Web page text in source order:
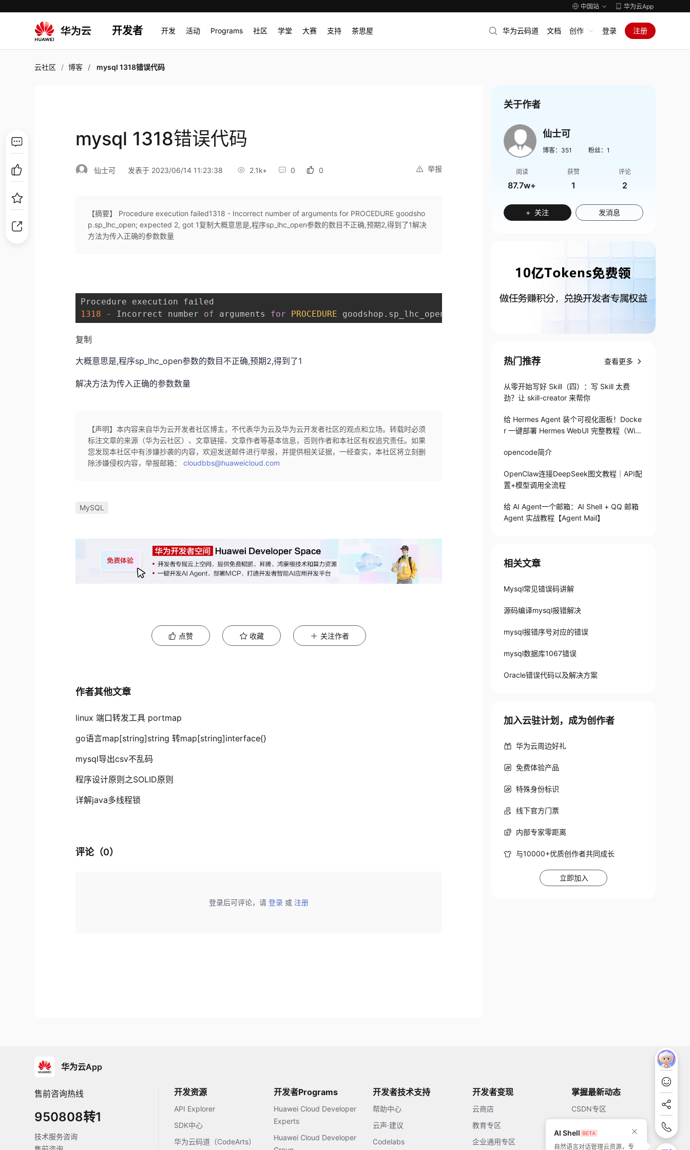
中国站 华为云App
开发者 开发 活动 Programs 社区 学堂 大赛 支持 茶思屋 华为云码道 文档 创作 登录 注册
云社区 博客 mysql 1318错误代码
mysql 1318错误代码
举报
仙士可 发表于 2023/06/14 11:23:38 2.1k+ 0 0
【摘要】 Procedure execution failed1318 - Incorrect number of arguments for PROCEDURE goodsho
p.sp_lhc_open; expected 2, got 1复制大概意思是,程序sp_lhc_open参数的数目不正确,预期2,得到了1解决
方法为传入正确的参数数量
1318
- Incorrect number of arguments for PROCEDURE goodshop . sp_lhc_open
复制
大概意思是,程序sp_lhc_open参数的数目不正确,预期2,得到了1
解决方法为传入正确的参数数量
【声明】本内容来自华为云开发者社区博主，不代表华为云及华为云开发者社区的观点和立场。转载时必须
标注文章的来源（华为云社区）、文章链接、文章作者等基本信息，否则作者和本社区有权追究责任。如果
您发现本社区中有涉嫌抄袭的内容，欢迎发送邮件进行举报，并提供相关证据，一经查实，本社区将立刻删
除涉嫌侵权内容，举报邮箱：cloudbbs@huaweicloud.com
MySQL
点赞 收藏 关注作者
作者其他文章
linux 端口转发工具 portmap
go语言map[string]string 转map[string]interface{}
mysql导出csv不乱码
程序设计原则之SOLID原则
详解java多线程锁
评论（0）
登录后可评论，请 登录 或 注册
关于作者
仙士可
博客： 351 粉丝： 1
阅读
87.7w+
获赞
1
评论
2
+ 关注 发消息
热门推荐 查看更多
从零开始写好 Skill（四）：写 Skill 太费
劲？让 skill-creator 来帮你
给 Hermes Agent 装个可视化面板！Docke
r 一键部署 Hermes WebUI 完整教程（Win
opencode简介
OpenClaw连接DeepSeek图文教程｜API配
置+模型调用全流程
给 AI Agent一个邮箱：AI Shell + QQ 邮箱
Agent 实战教程【Agent Mail】
相关文章
Mysql常见错误码讲解
源码编译mysql报错解决
mysql报错序号对应的错误
mysql数据库1067错误
Oracle错误代码以及解决方案
加入云驻计划，成为创作者
华为云周边好礼
免费体验产品
特殊身份标识
线下官方门票
内部专家零距离
与10000+优质创作者共同成长
立即加入
AI Shell
自然语言对话管理云资源，专
华为云App
售前咨询热线
950808转1
技术服务咨询
开发资源
API Explorer
SDK中心
华为云码道（CodeArts）
开发者Programs
Huawei Cloud Developer
Experts
Huawei Cloud Developer
开发者技术支持
帮助中心
云声·建议
Codelabs
开发者变现
云商店
教育专区
企业通用专区
掌握最新动态
CSDN专区
开源中国